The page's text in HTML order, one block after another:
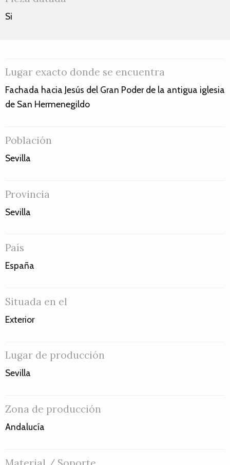
Si
Lugar exacto donde se encuentra
Fachada hacia Jesús del Gran Poder de la antigua iglesia
de San Hermenegildo
Población
Sevilla
Provincia
Sevilla
País
España
Situada en el
Exterior
Lugar de producción
Sevilla
Zona de producción
Andalucía